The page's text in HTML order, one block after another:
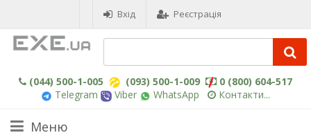
Вхід Реєстрація
(044) 500-1-005 (093) 500-1-009
0 (800) 604-517
Telegram
Viber WhatsApp Контакти...
Меню